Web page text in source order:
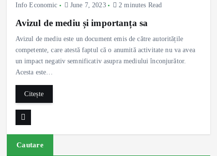
Info Economic June 7, 2023 2 minutes Read
Avizul de mediu și importanța sa
Avizul de mediu este un document emis de către autoritățile
competente, care atestă faptul că o anumită activitate nu va avea
un impact negativ semnificativ asupra mediului înconjurător.
Acesta este…
Citește
Cautare